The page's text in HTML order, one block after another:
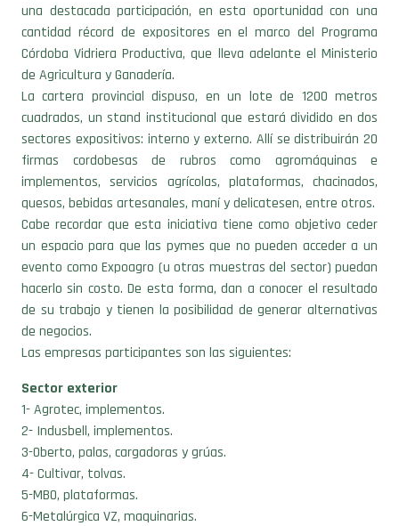
una destacada participación, en esta oportunidad con una
cantidad récord de expositores en el marco del Programa
Córdoba Vidriera Productiva, que lleva adelante el Ministerio
de Agricultura y Ganadería.
La cartera provincial dispuso, en un lote de 1200 metros
cuadrados, un stand institucional que estará dividido en dos
sectores expositivos: interno y externo. Allí se distribuirán 20
firmas cordobesas de rubros como agromáquinas e
implementos, servicios agrícolas, plataformas, chacinados,
quesos, bebidas artesanales, maní y delicatesen, entre otros.
Cabe recordar que esta iniciativa tiene como objetivo ceder
un espacio para que las pymes que no pueden acceder a un
evento como Expoagro (u otras muestras del sector) puedan
hacerlo sin costo. De esta forma, dan a conocer el resultado
de su trabajo y tienen la posibilidad de generar alternativas
de negocios.
Las empresas participantes son las siguientes:
Sector exterior
1- Agrotec, implementos.
2- Indusbell, implementos.
3-Oberto, palas, cargadoras y grúas.
4- Cultivar, tolvas.
5-MBO, plataformas.
6-Metalúrgica VZ, maquinarias.